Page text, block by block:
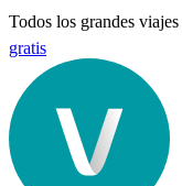
Todos los grandes viajes
gratis